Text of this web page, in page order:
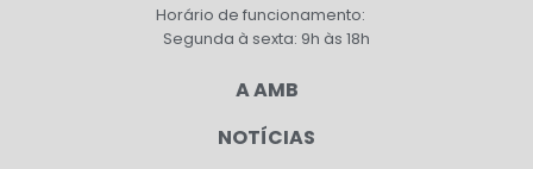
Horário de funcionamento:
Segunda à sexta: 9h às 18h
A AMB
NOTÍCIAS